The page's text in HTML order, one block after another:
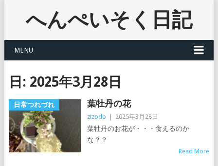
へんぺいそく日記
MENU
日: 2025年3月28日
日常つれづれ 葉牡丹の花
zizodo 2025年3月28日
葉牡丹のお花が・・・食えるのか
な？？
Read More